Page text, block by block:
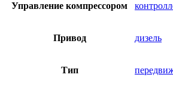
Управление компрессором
Привод дизель
Тип